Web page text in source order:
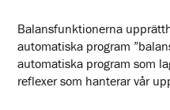
Balansfunktionerna
automatiska program
automatiska program som
reflexer som hanterar vår